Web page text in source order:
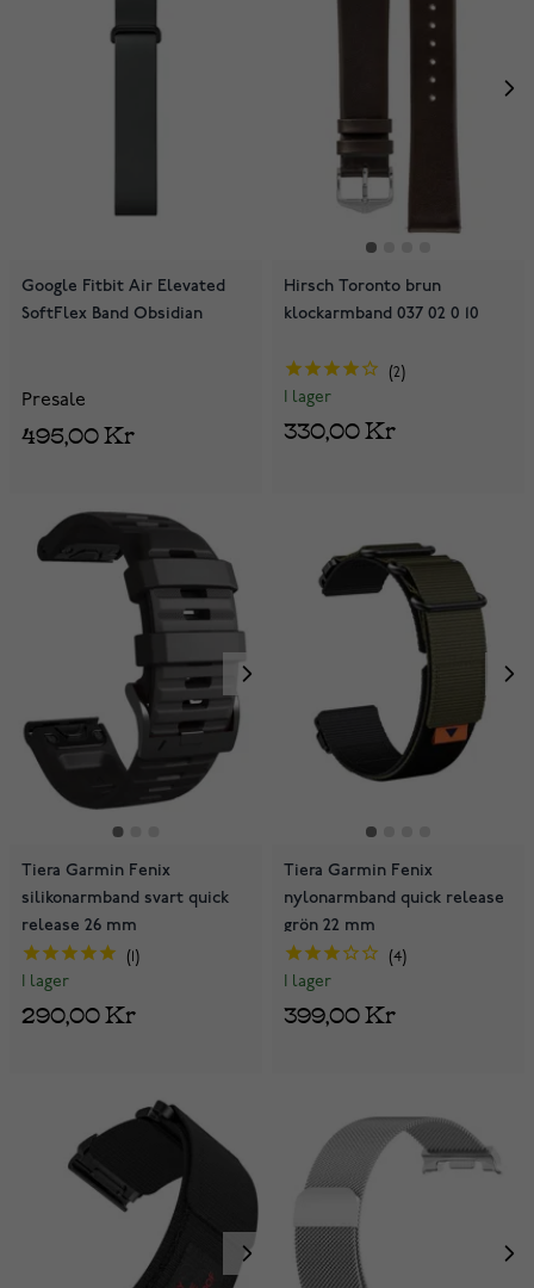
Google Fitbit Air Elevated
SoftFlex Band Obsidian
Presale
495,00 Kr
Hirsch Toronto brun
klockarmband 037 02 0 10
2
I lager
330,00 Kr
Tiera Garmin Fenix
silikonarmband svart quick
release 26 mm
I lager
290,00 Kr
Tiera Garmin Fenix
nylonarmband quick release
grön 22 mm
4
I lager
399,00 Kr